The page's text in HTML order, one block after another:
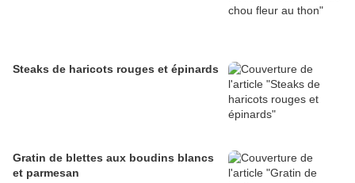
Steaks de haricots rouges et épinards
Gratin de blettes aux boudins blancs
et parmesan